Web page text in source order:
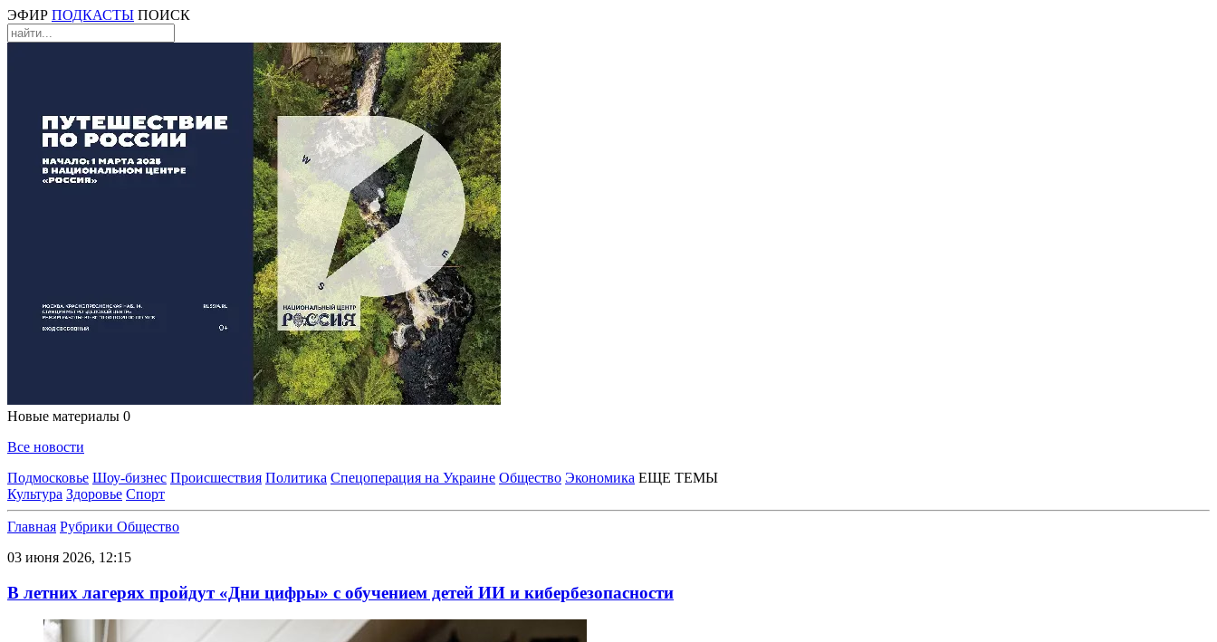
ЭФИР ПОДКАСТЫ ПОИСК
Новые материалы 0
Все новости
Подмосковье Шоу-бизнес Происшествия Политика Спецоперация на Украине Общество Экономика ЕЩЕ ТЕМЫ
Культура Здоровье Спорт
Главная Рубрики Общество
03 июня 2026, 12:15
В летних лагерях пройдут «Дни цифры» с обучением детей ИИ и кибербезопасности